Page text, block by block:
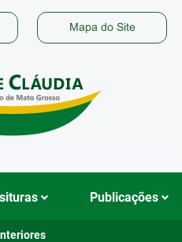
deMapa do Site
Publicações